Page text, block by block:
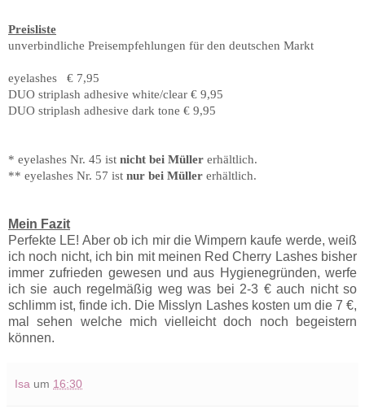
Preisliste
unverbindliche Preisempfehlungen für den deutschen Markt
eyelashes € 7,95
DUO striplash adhesive white/clear € 9,95
DUO striplash adhesive dark tone € 9,95
* eyelashes Nr. 45 ist nicht bei Müller erhältlich.
** eyelashes Nr. 57 ist nur bei Müller erhältlich.
Mein Fazit
Perfekte LE! Aber ob ich mir die Wimpern kaufe werde, weiß
ich noch nicht, ich bin mit meinen Red Cherry Lashes bisher
immer zufrieden gewesen und aus Hygienegründen, werfe
ich sie auch regelmäßig weg was bei 2-3 € auch nicht so
schlimm ist, finde ich. Die Misslyn Lashes kosten um die 7 €,
mal sehen welche mich vielleicht doch noch begeistern
können.
Isa um 16:30